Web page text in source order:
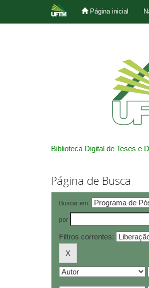
Página inicial
Biblioteca Digital de Teses e
Página de Busca
Buscar em:
por
Filtros correntes: